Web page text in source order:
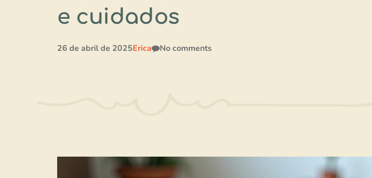
e cuidados
26 de abril de 2025Erica No comments